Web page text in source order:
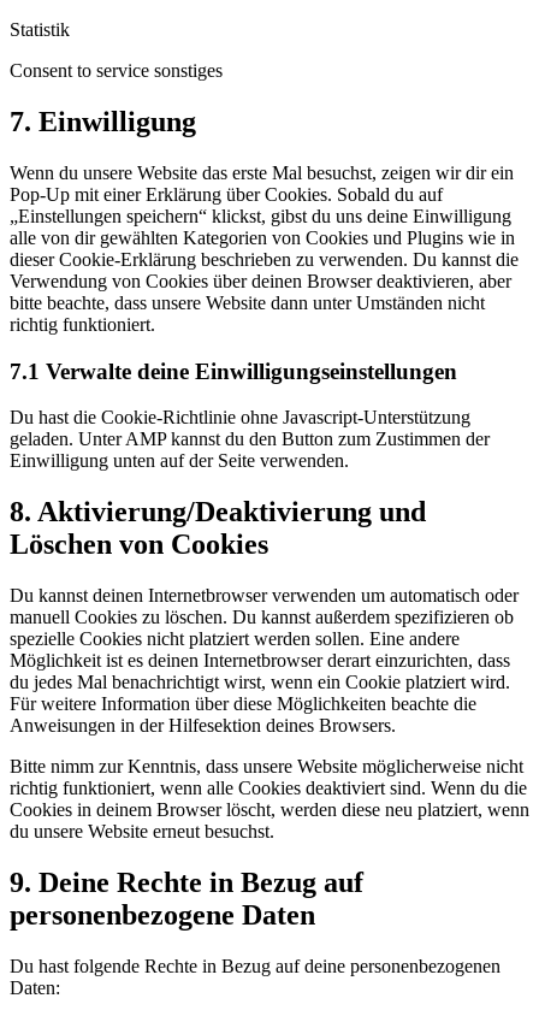
Statistik
Consent to service sonstiges
7. Einwilligung
Wenn du unsere Website das erste Mal besuchst, zeigen wir dir ein
Pop-Up mit einer Erklärung über Cookies. Sobald du auf
„Einstellungen speichern“ klickst, gibst du uns deine Einwilligung
alle von dir gewählten Kategorien von Cookies und Plugins wie in
dieser Cookie-Erklärung beschrieben zu verwenden. Du kannst die
Verwendung von Cookies über deinen Browser deaktivieren, aber
bitte beachte, dass unsere Website dann unter Umständen nicht
richtig funktioniert.
7.1 Verwalte deine Einwilligungseinstellungen
Du hast die Cookie-Richtlinie ohne Javascript-Unterstützung
geladen. Unter AMP kannst du den Button zum Zustimmen der
Einwilligung unten auf der Seite verwenden.
8. Aktivierung/Deaktivierung und
Löschen von Cookies
Du kannst deinen Internetbrowser verwenden um automatisch oder
manuell Cookies zu löschen. Du kannst außerdem spezifizieren ob
spezielle Cookies nicht platziert werden sollen. Eine andere
Möglichkeit ist es deinen Internetbrowser derart einzurichten, dass
du jedes Mal benachrichtigt wirst, wenn ein Cookie platziert wird.
Für weitere Information über diese Möglichkeiten beachte die
Anweisungen in der Hilfesektion deines Browsers.
Bitte nimm zur Kenntnis, dass unsere Website möglicherweise nicht
richtig funktioniert, wenn alle Cookies deaktiviert sind. Wenn du die
Cookies in deinem Browser löscht, werden diese neu platziert, wenn
du unsere Website erneut besuchst.
9. Deine Rechte in Bezug auf
personenbezogene Daten
Du hast folgende Rechte in Bezug auf deine personenbezogenen
Daten: